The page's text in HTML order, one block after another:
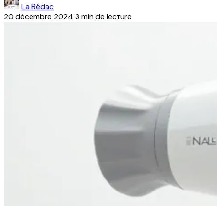
La Rédac
20 décembre 2024 3 min de lecture